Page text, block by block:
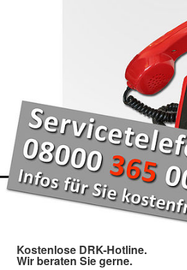
Kostenlose DRK-Hotline.
Wir beraten Sie gerne.